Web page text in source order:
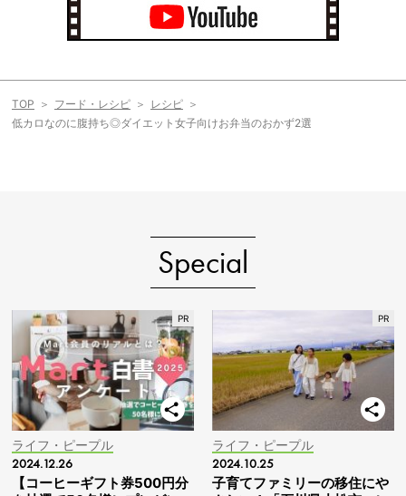
TOP フード・レシピ
レシピ
低カロなのに腹持ち◎ダイエット女子向けお弁当のおかず2選
Special
ライフ・ピープル
2024.12.26
【コーヒーギフト券500円分
ライフ・ピープル
2024.10.25
子育てファミリーの移住にや